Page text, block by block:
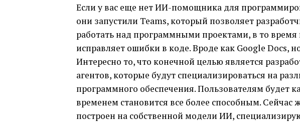
Если у вас еще нет ИИ-помощника для
они запустили Teams, который позволяет
работать над программными проектами, в то время
исправляет ошибки в коде. Вроде как Google Docs,
Интересно то, что конечной целью является
агентов, которые будут специализироваться на
программного обеспечения. Пользователям будет
временем становится все более способным. Сейчас
построен на собственной модели ИИ,